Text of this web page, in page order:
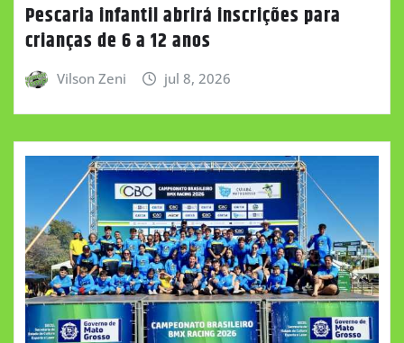
Pescaria infantil abrirá inscrições para
crianças de 6 a 12 anos
Vilson Zeni jul 8, 2026